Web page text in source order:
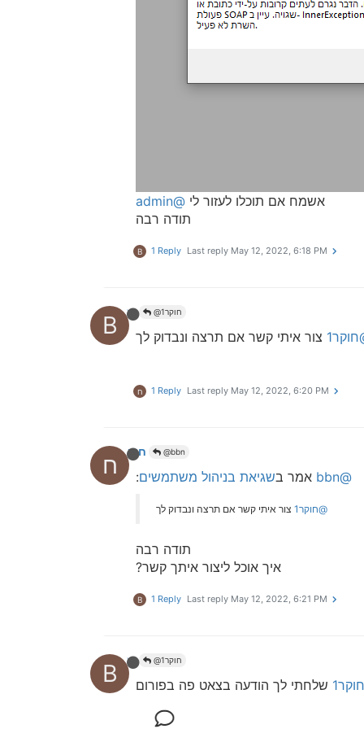
אשמח אם תוכלו לעזור לי @admin
תודה רבה
B 1 Reply Last reply May 12, 2022, 6:18 PM
Bbbn @חוקר1
צור איתי קשר אם תרצה ונבדוק לך
ח 1 Reply Last reply May 12, 2022, 6:20 PM
ח חוקר1 @bbn
@bbn אמר בשגיאת בניהול משתמשים:
@חוקר1 צור איתי קשר אם תרצה ונבדוק לך
תודה רבה
איך אוכל ליצור איתך קשר?
B 1 Reply Last reply May 12, 2022, 6:21 PM
Bbbn @חוקר1
שלחתי לך הודעה בצאט פה בפורום